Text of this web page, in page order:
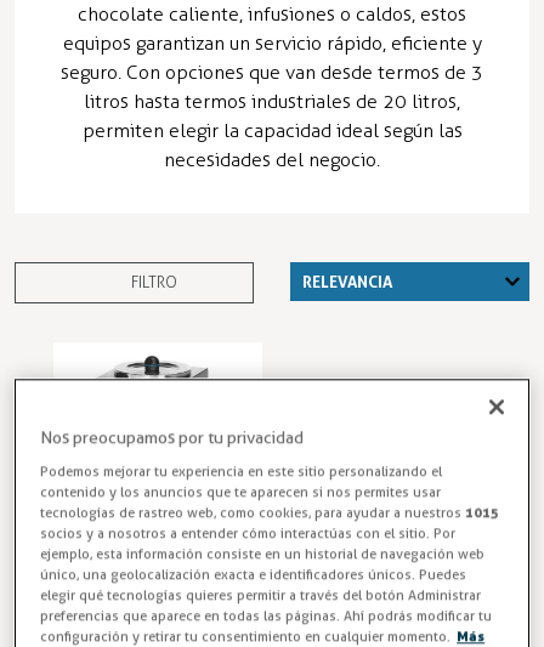
chocolate caliente, infusiones o caldos, estos
equipos garantizan un servicio rápido, eficiente y
seguro. Con opciones que van desde termos de 3
litros hasta termos industriales de 20 litros,
permiten elegir la capacidad ideal según las
necesidades del negocio.
FILTRO
Termo para Leche
de 3 Litros para
Hostelería - LADA
Nos preocupamos por tu privacidad
Podemos mejorar tu experiencia en este sitio personalizando el
contenido y los anuncios que te aparecen si nos permites usar
tecnologías de rastreo web, como cookies, para ayudar a nuestros 1015
socios y a nosotros a entender cómo interactúas con el sitio. Por
ejemplo, esta información consiste en un historial de navegación web
único, una geolocalización exacta e identificadores únicos. Puedes
elegir qué tecnologías quieres permitir a través del botón Administrar
preferencias que aparece en todas las páginas. Ahí podrás modificar tu
configuración y retirar tu consentimiento en cualquier momento. Más